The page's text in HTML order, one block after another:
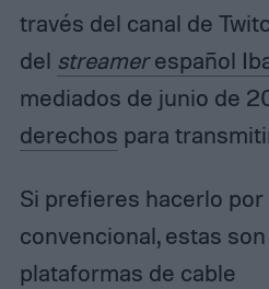
través del canal de
del streamerespañol
mediados de junio de
derechos para
Si prefieres hacerlo
convencional, estas
plataformas de cable